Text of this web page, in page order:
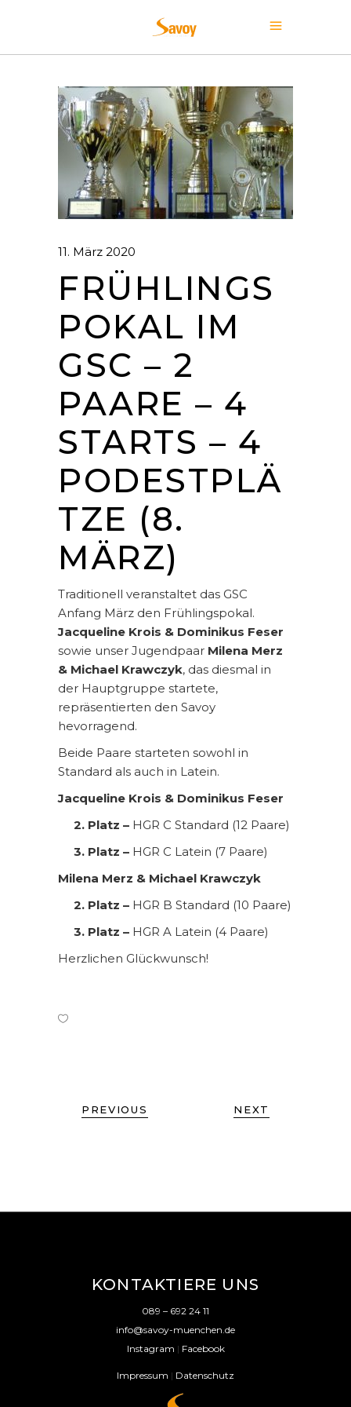
11. März 2020
FRÜHLINGS
POKAL IM
GSC – 2
PAARE – 4
STARTS – 4
PODESTPLÄ
TZE (8.
MÄRZ)
Traditionell veranstaltet das GSC
Anfang März den Frühlingspokal.
Jacqueline Krois & Dominikus Feser
sowie unser Jugendpaar Milena Merz
& Michael Krawczyk, das diesmal in
der Hauptgruppe startete,
repräsentierten den Savoy
hevorragend.
Beide Paare starteten sowohl in
Standard als auch in Latein.
Jacqueline Krois & Dominikus Feser
2. Platz – HGR C Standard (12 Paare)
3. Platz – HGR C Latein (7 Paare)
Milena Merz & Michael Krawczyk
2. Platz – HGR B Standard (10 Paare)
3. Platz – HGR A Latein (4 Paare)
Herzlichen Glückwunsch!
PREVIOUS NEXT
KONTAKTIERE UNS
089 – 692 24 11
info@savoy-muenchen.de
Instagram | Facebook
Impressum | Datenschutz